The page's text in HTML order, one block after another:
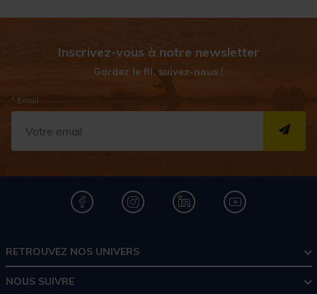
Inscrivez-vous à notre newsletter
Gardez le fil, suivez-nous !
* Email
RETROUVEZ NOS UNIVERS
NOUS SUIVRE